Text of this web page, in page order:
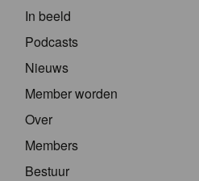
In beeld
Podcasts
Nieuws
Member worden
Over
Members
Bestuur